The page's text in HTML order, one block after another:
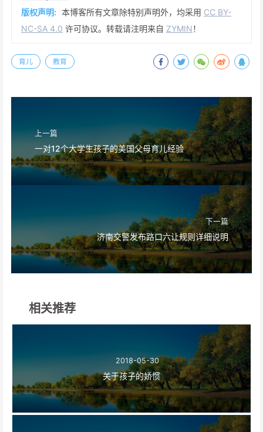
版权声明: 本博客所有文章除特别声明外，均采用 CC BY-
NC-SA 4.0 许可协议。转载请注明来自 ZYMIN！
育儿 教育
上一篇
一对12个大学生孩子的美国父母育儿经验
下一篇
济南交警发布路口六让规则详细说明
相关推荐
2018-05-30
关于孩子的娇惯